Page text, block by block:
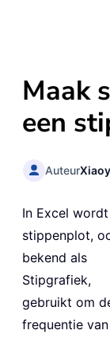
Maak
een
Auteur
In Excel
stippenplot,
bekend als
Stipgrafiek,
gebruikt om
frequentie van